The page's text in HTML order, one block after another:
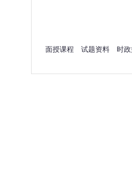
面授课程 试题资料 时